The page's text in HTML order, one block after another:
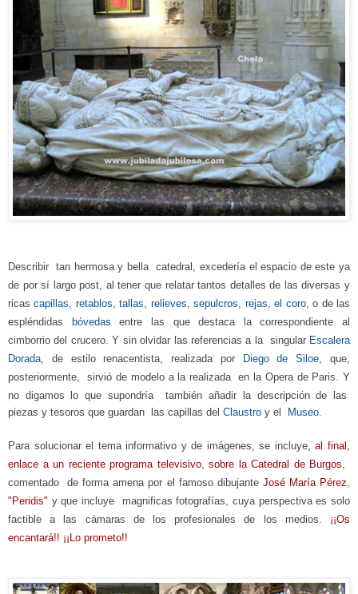
Describir tan hermosa y bella catedral, excedería el espacio de este ya
de por sí largo post, al tener que relatartantos detalles de las diversas y
ricascapillas, retablos, tallas, relieves, sepulcros, rejas, el coro, o de las
espléndidas bóvedasentre las que destaca la correspondiente al
cimborrio del crucero. Y sin olvidar las referencias a la singular Escalera
Dorada, de estilo renacentista, realizada por Diego de Siloe, que,
posteriormente, sirvió de modelo a la realizada en la Opera de Paris. Y
no digamos lo que supondría tambiénañadir
la descripción de las
piezas y tesoros que guardan las capillas del Claustro y el Museo.
Para solucionar el tema informativo y de imágenes, se incluye,al final,
enlace a un reciente programa televisivo, sobre la Catedral de Burgos,
comentado de forma amena por el famoso dibujante José María Pérez,
"Peridis" y que incluye magnificas fotografías, cuya perspectiva es solo
factible a las cámaras de los profesionales de los medios. ¡¡Os
encantará!! ¡¡Lo prometo!!